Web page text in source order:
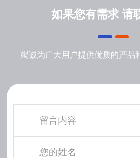
如果您有需求 请
竭诚为广大用户提供优质的产品